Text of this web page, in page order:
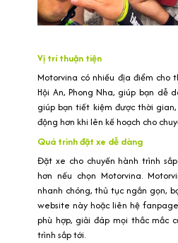
Vị trí thuận tiện
Motorvina có nhiều địa điểm cho
Hội An, Phong Nha, giúp bạn dễ
giúp bạn tiết kiệm được thời
động hơn khi lên kế hoạch cho
Quá trình đặt xe dễ dàng
Đặt xe cho chuyến hành trình
hơn nếu chọn Motorvina.
nhanh chóng, thủ tục ngắn gọn,
website này hoặc liên hệ
phù hợp, giải đáp mọi thắc mắc
trình sắp tới.